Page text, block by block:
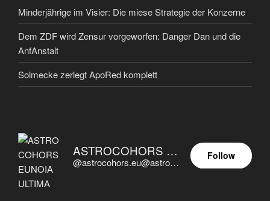
Minderjährige im Visier: Die miese Strategie der Konzerne
Dem ZDF wird Zensur vorgeworfen: Danger Dan und die
AnfAnstalt
Solmecke zerlegt ApoRed komplett
ASTROCOHORS EUNOIA ULTIMA
@astrocohors.eu@astrocohors.eu
Follow